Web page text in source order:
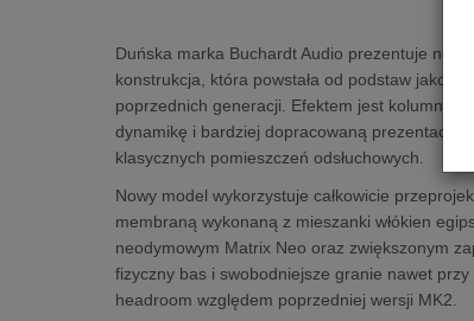
Duńska marka Buchardt Audio prezentuje
konstrukcja, która powstała od podstaw jako
poprzednich generacji. Efektem jest kolumna
dynamikę i bardziej dopracowaną prezentację
klasycznych pomieszczeń odsłuchowych.
Nowy model wykorzystuje całkowicie
membraną wykonaną z mieszanki włókien
neodymowym Matrix Neo oraz zwiększonym
fizyczny bas i swobodniejsze granie nawet
headroom względem poprzedniej wersji MK2.